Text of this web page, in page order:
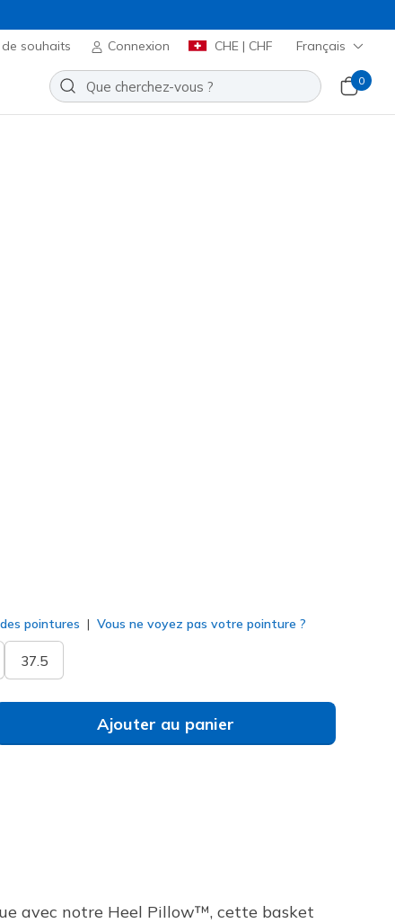
souhaits Connexion CHE | CHF Français
0
pointures Vous ne voyez pas votre pointure ?
37.5
Ajouter au panier
avec notre Heel Pillow™, cette basket